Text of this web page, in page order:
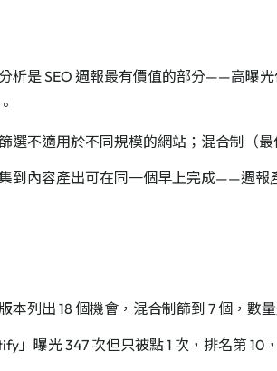
析是 SEO 週報最有價值的部分——高曝
選不適用於不同規模的網站；混合制（
到內容產出可在同一個早上完成——週報
本列出 18 個機會，混合制篩到 7 個，數
」曝光 347 次但只被點 1 次，排名第 10